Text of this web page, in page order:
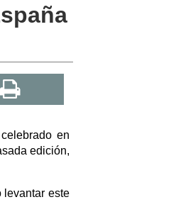
en
edición,
levantar este